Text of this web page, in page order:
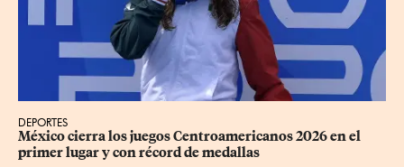
DEPORTES
México cierra los juegos Centroamericanos 2026 en el
primer lugar y con récord de medallas